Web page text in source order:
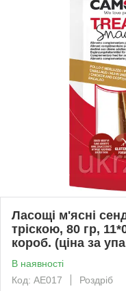
Ласощі м'ясні
тріскою, 80 гр,
короб. (ціна за
В наявності
Код: AE017
Роздріб